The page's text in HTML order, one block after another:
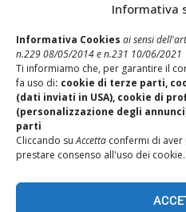
Informativa
Informativa Cookies ai sensi
n.229 08/05/2014 e n.231 10/06/2021
Ti informiamo che, per garantire il
fa uso di: cookie di terze parti,
(dati inviati in USA), cookie di
(personalizzazione degli
parti
Cliccando suAccetta confermi di
prestare consenso all'uso dei cookie.
REALIZZAZIONE